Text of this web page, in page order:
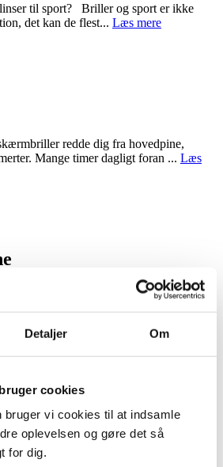
Detaljer Om
cookies
bruger vi cookies til at indsamle
oplevelsen og gøre det så
for dig.
til sport? Briller og sport er ikke
det kan de flest... Læs mere
redde dig fra hovedpine,
Mange timer dagligt foran ... Læs
er ens og det betyder at det stiller
skaber optiske illusioner Synsbedrag
vores sanser på, og hjernen ...Læs mere